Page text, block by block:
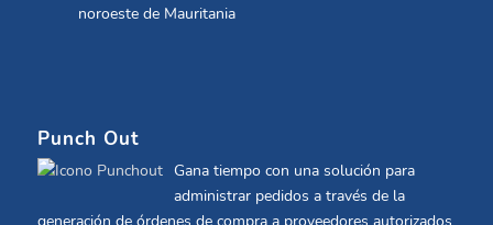
noroeste de Mauritania
Punch Out
Gana tiempo con una solución para
administrar pedidos a través de la